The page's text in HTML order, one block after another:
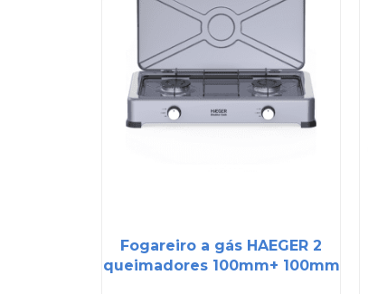
Fogareiro a gás HAEGER 2
queimadores 100mm+ 100mm